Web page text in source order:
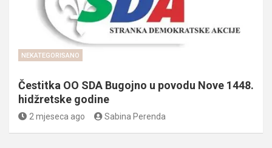
NEKATEGORISANO
Čestitka OO SDA Bugojno u povodu Nove 1448.
hidžretske godine
2 mjeseca ago Sabina Perenda